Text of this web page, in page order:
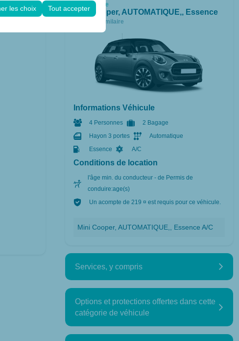
les choix Tout accepterIntermédiaire
Mini Cooper, AUTOMATIQUE,, Essence
ou similaire
Informations Véhicule
4 Personnes
2 Bagage
Hayon 3 portes
Automatique
Essence
A/C
Conditions de location
l'âge min. du conducteur - de Permis de
conduire:age(s)
Un acompte de 219 ¤ est requis pour ce véhicule.
Mini Cooper, AUTOMATIQUE,, Essence A/C
Services, y compris
Options et protections offertes dans cette
catégorie de véhicule